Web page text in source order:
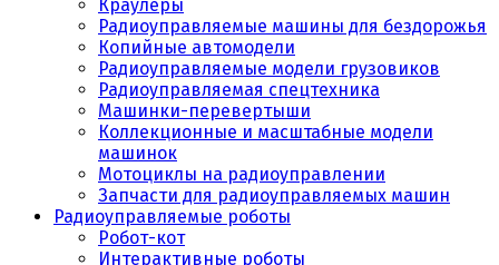
Краулеры
Радиоуправляемые машины для бездорожья
Копийные автомодели
Радиоуправляемые модели грузовиков
Радиоуправляемая спецтехника
Машинки-перевертыши
Коллекционные и масштабные модели
машинок
Мотоциклы на радиоуправлении
Запчасти для радиоуправляемых машин
Радиоуправляемые роботы
Робот-кот
Интерактивные роботы